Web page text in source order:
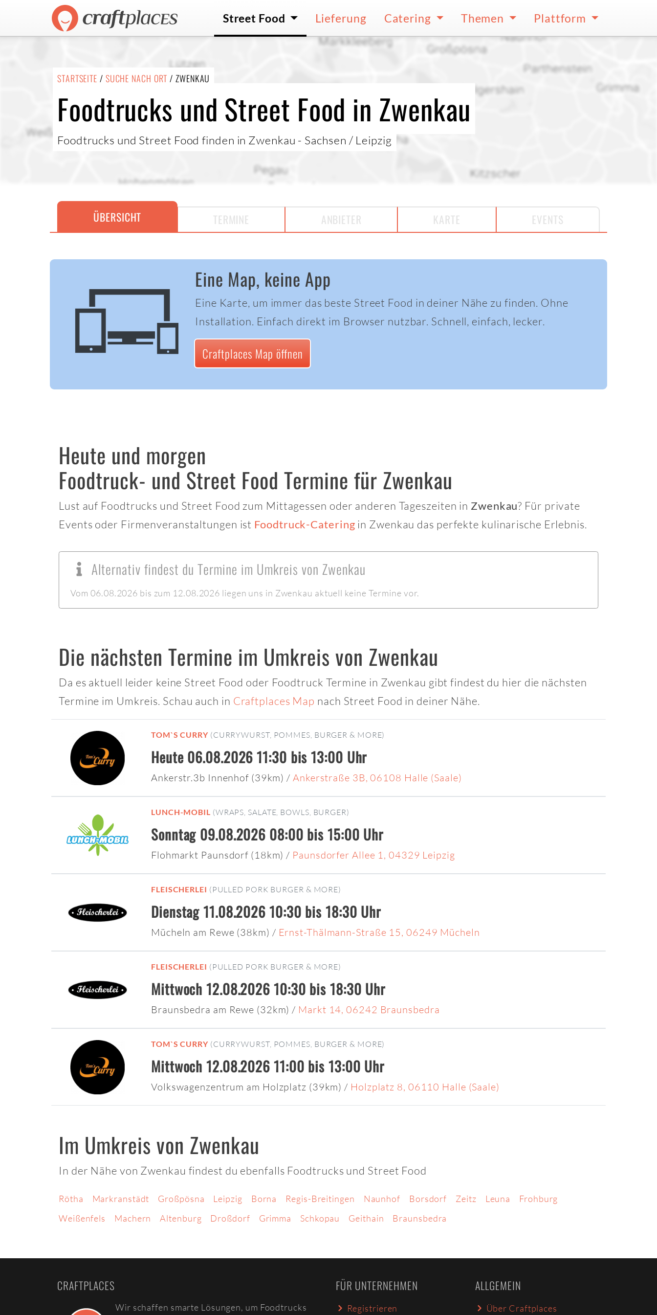
Street Food Lieferung Catering Themen Plattform
STARTSEITE / SUCHE NACH ORT / ZWENKAU
Foodtrucks und Street Food in Zwenkau
Foodtrucks und Street Food finden in Zwenkau - Sachsen / Leipzig
ÜBERSICHT TERMINE ANBIETER KARTE EVENTS
Eine Map, keine App
Eine Karte, um immer das beste Street Food in deiner Nähe zu finden. Ohne
Installation. Einfach direkt im Browser nutzbar. Schnell, einfach, lecker.
Craftplaces Map öffnen
Heute und morgen
Foodtruck- und Street Food Termine für Zwenkau
Lust auf Foodtrucks und Street Food zum Mittagessen oder anderen Tageszeiten in Zwenkau? Für private
Events oder Firmenveranstaltungen ist Foodtruck-Catering in Zwenkau das perfekte kulinarische Erlebnis.
Alternativ findest du Termine im Umkreis von Zwenkau
Vom 06.08.2026 bis zum 12.08.2026 liegen uns in Zwenkau aktuell keine Termine vor.
Die nächsten Termine im Umkreis von Zwenkau
Da es aktuell leider keine Street Food oder Foodtruck Termine in Zwenkau gibt findest du hier die nächsten
Termine im Umkreis. Schau auch in Craftplaces Map nach Street Food in deiner Nähe.
TOM`S CURRY (CURRYWURST, POMMES, BURGER & MORE)
Heute 06.08.2026 11:30 bis 13:00 Uhr
Ankerstr.3b Innenhof (39km)/ Ankerstraße 3B, 06108 Halle (Saale)
LUNCH-MOBIL (WRAPS, SALATE, BOWLS, BURGER)
Sonntag 09.08.2026 08:00 bis 15:00 Uhr
Flohmarkt Paunsdorf (18km)/ Paunsdorfer Allee 1, 04329 Leipzig
FLEISCHERLEI (PULLED PORK BURGER & MORE)
Dienstag 11.08.2026 10:30 bis 18:30 Uhr
Mücheln am Rewe (38km) / Ernst-Thälmann-Straße 15, 06249 Mücheln
FLEISCHERLEI (PULLED PORK BURGER & MORE)
Mittwoch 12.08.2026 10:30 bis 18:30 Uhr
Braunsbedra am Rewe (32km)/ Markt 14, 06242 Braunsbedra
TOM`S CURRY (CURRYWURST, POMMES, BURGER & MORE)
Mittwoch 12.08.2026 11:00 bis 13:00 Uhr
Volkswagenzentrum am Holzplatz (39km)/ Holzplatz 8, 06110 Halle (Saale)
Im Umkreis von Zwenkau
In der Nähe von Zwenkau findest du ebenfalls Foodtrucks und Street Food
Rötha Markranstädt Großpösna Leipzig Borna Regis-Breitingen Naunhof Borsdorf Zeitz Leuna
Frohburg
Weißenfels
Machern Altenburg Droßdorf Grimma Schkopau Geithain Braunsbedra
CRAFTPLACES
Wir schaffen smarte Lösungen, um Foodtrucks
FÜR UNTERNEHMEN
Registrieren
ALLGEMEIN
Über Craftplaces